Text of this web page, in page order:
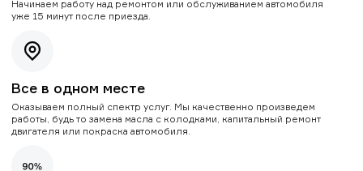
Начинаем работу над ремонтом или обслуживанием автомобиля
уже 15 минут после приезда.
Все в одном месте
Оказываем полный спектр услуг. Мы качественно произведем
работы, будь то замена масла с колодками, капитальный ремонт
двигателя или покраска автомобиля.